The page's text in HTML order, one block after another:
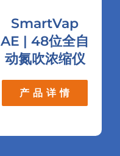
SmartVap
AE | 48位全自
动氮吹浓缩仪
产 品 详 情